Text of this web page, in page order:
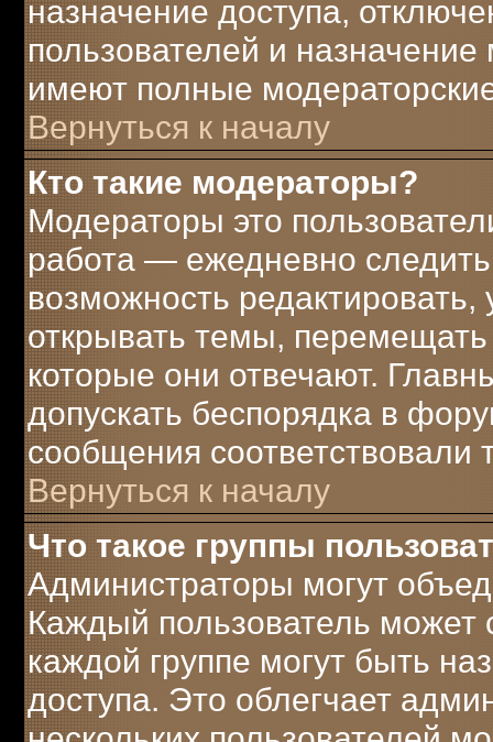
назначение доступа,
пользователей и
имеют полные
Вернуться к началу
Кто такие модераторы?
Модераторы это
работа — ежедневно
возможность редактировать,
открывать темы,
которые они отвечают.
допускать беспорядка в
сообщения
Вернуться к началу
Что такое группы
Администраторы могут
Каждый пользователь может
каждой группе могут быть
доступа. Это облегчает